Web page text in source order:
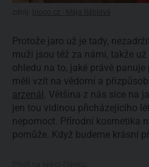
Protože jaro už je tady,
muži jsou též za námi, takže
ohledu na to, jaké právě
měli vzít na vědomí a
arzenál
. Většina z nás sice na
jen tou vidinou přicházejícího
nepomoct. Přírodní kosmetika
pomůže. Když budeme krásní